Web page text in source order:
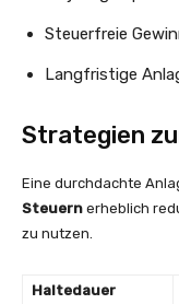
Steuerfreie
Langfristige
Strategien
Eine durchdachte
Steuern erheblich
zu nutzen.
Haltedauer